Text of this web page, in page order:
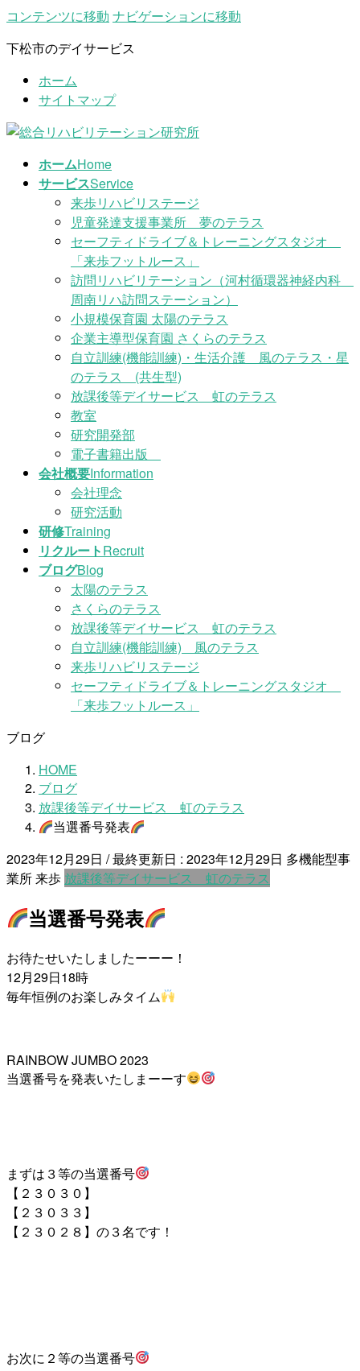
コンテンツに移動 ナビゲーションに移動
下松市のデイサービス
ホーム
サイトマップ
ホームHome
サービスService
来歩リハビリステージ
児童発達支援事業所 夢のテラス
セーフティドライブ＆トレーニングスタジオ
「来歩フットルース」
訪問リハビリテーション（河村循環器神経内科
周南リハ訪問ステーション）
小規模保育園 太陽のテラス
企業主導型保育園 さくらのテラス
自立訓練(機能訓練)・生活介護 風のテラス・星
のテラス (共生型)
放課後等デイサービス 虹のテラス
教室
研究開発部
電子書籍出版
会社概要Information
会社理念
研究活動
研修Training
リクルートRecruit
ブログBlog
太陽のテラス
さくらのテラス
放課後等デイサービス 虹のテラス
自立訓練(機能訓練) 風のテラス
来歩リハビリステージ
セーフティドライブ＆トレーニングスタジオ
「来歩フットルース」
ブログ
HOME
ブログ
放課後等デイサービス 虹のテラス
当選番号発表
2023年12月29日 / 最終更新日 : 2023年12月29日 多機能型事
業所 来歩 放課後等デイサービス 虹のテラス
当選番号発表
お待たせいたしましたーーー！
12月29日18時
毎年恒例のお楽しみタイム
RAINBOW JUMBO 2023
当選番号を発表いたしまーーす
まずは３等の当選番号
【２３０３０】
【２３０３３】
【２３０２８】の３名です！
お次に２等の当選番号